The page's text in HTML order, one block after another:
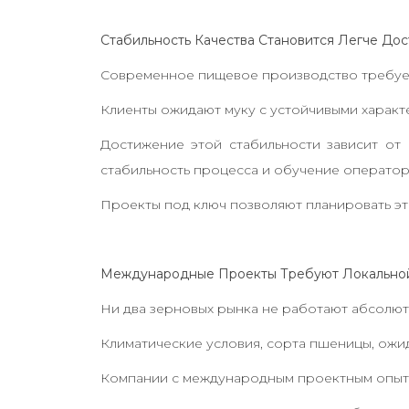
Стабильность Качества Становится Легче
Современное пищевое производство
Клиенты ожидают муку с устойчивыми
Достижение этой стабильности зависит
стабильность процесса и обучение
Проекты под ключ позволяют планировать
Международные Проекты Требуют
Ни два зерновых рынка не работают
Климатические условия, сорта пшеницы,
Компании с международным проектным